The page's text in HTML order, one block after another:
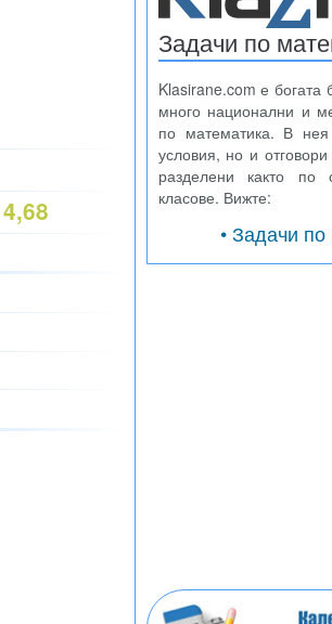
4,68
Задачи по
Klasirane.com е богата
много национални и
по математика. В
условия, но и
разделени както по
класове. Вижте:
• Задачи